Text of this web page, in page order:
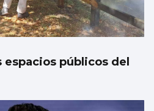
públicos del